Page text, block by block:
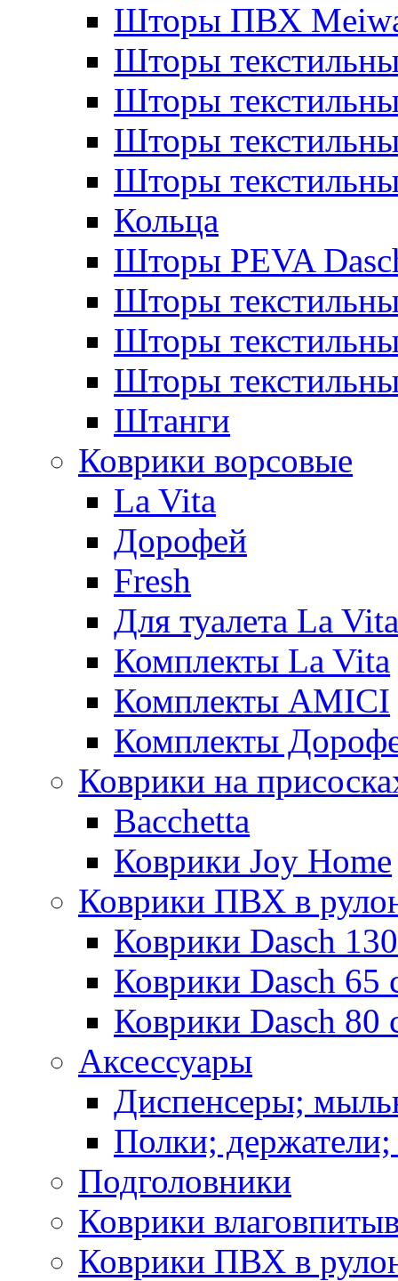
Шторы ПВХ
Шторы
Шторы
Шторы
Шторы
Кольца
Шторы PEVA
Шторы
Шторы
Шторы
Штанги
Коврики ворсовые
La Vita
Дорофей
Fresh
Для туалета La Vita
Комплекты La Vita
Комплекты AMICI
Комплекты
Коврики на
Bacchetta
Коврики Joy Home
Коврики ПВХ в
Коврики Dasch
Коврики Dasch 65
Коврики Dasch 80
Аксессуары
Диспенсеры;
Полки;
Подголовники
Коврики
Коврики ПВХ в